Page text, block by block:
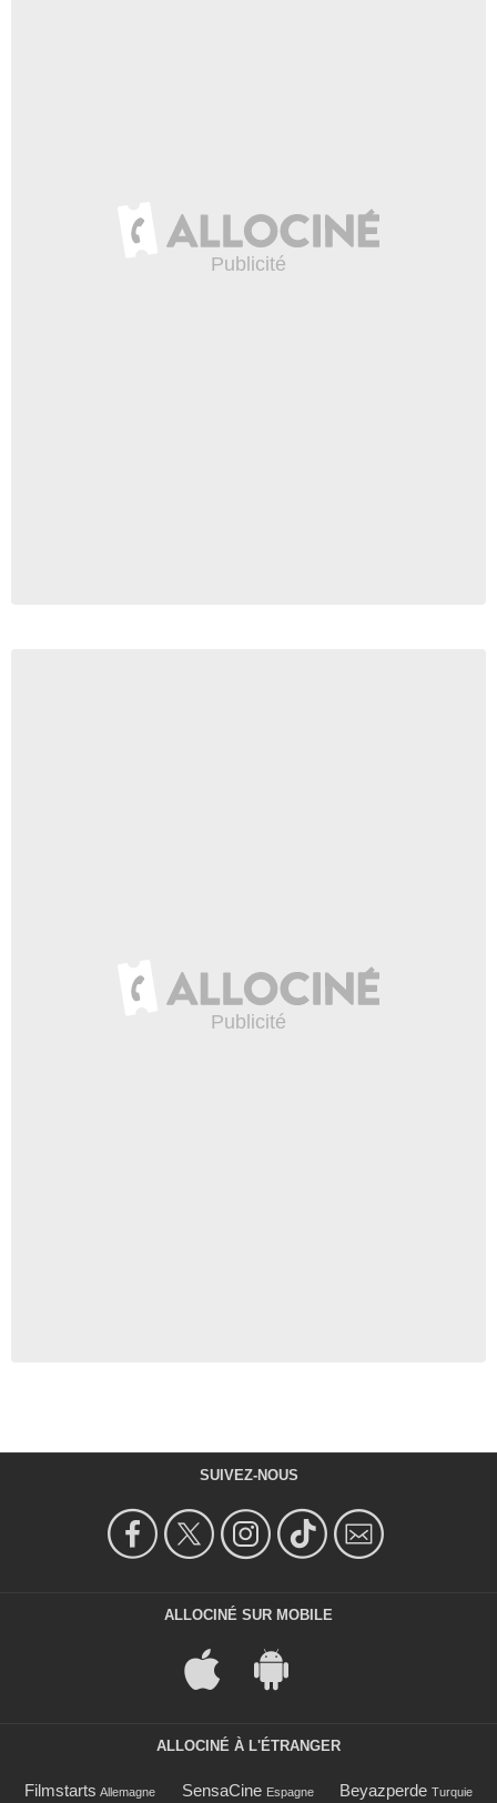
SUIVEZ-NOUS
ALLOCINÉ SUR MOBILE
ALLOCINÉ À L'ÉTRANGER
Filmstarts Allemagne SensaCine Espagne Beyazperde Turquie